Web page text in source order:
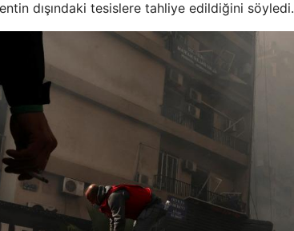
dışındaki tesislere tahliye edildiğini söyledi.